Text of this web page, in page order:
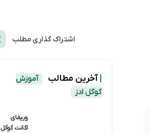
اشتراک گذاری مطلب
آخرین مطالب
آموزش
گوگل ادز
وریفای
اکانت گوگل